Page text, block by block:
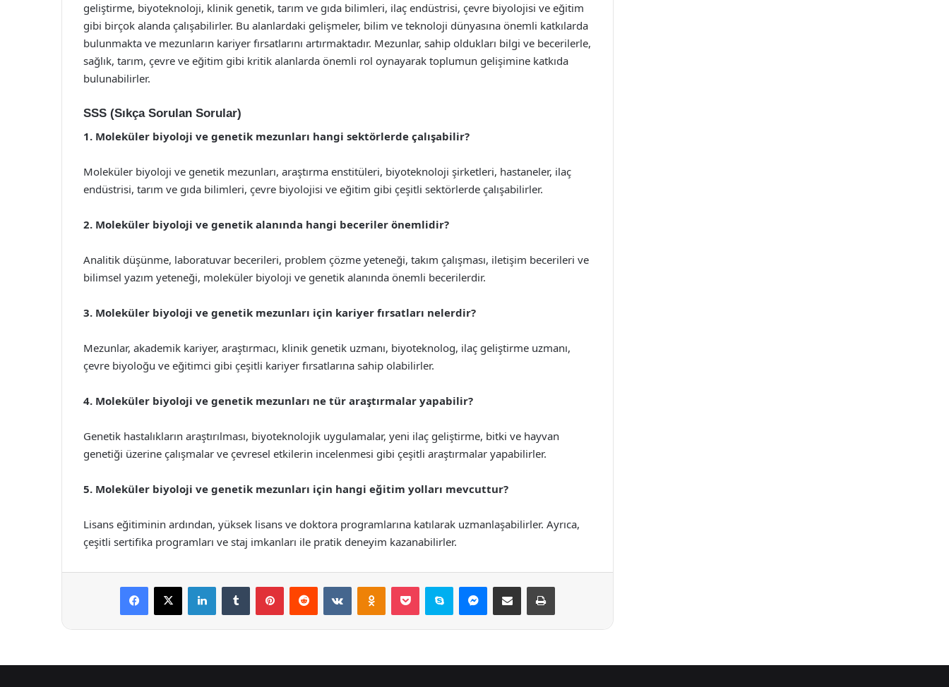
geliştirme, biyoteknoloji, klinik genetik, tarım ve gıda bilimleri, ilaç endüstrisi, çevre biyolojisi ve eğitim
gibi birçok alanda çalışabilirler. Bu alanlardaki gelişmeler, bilim ve teknoloji dünyasına önemli katkılarda
bulunmakta ve mezunların kariyer fırsatlarını artırmaktadır. Mezunlar, sahip oldukları bilgi ve becerilerle,
sağlık, tarım, çevre ve eğitim gibi kritik alanlarda önemli rol oynayarak toplumun gelişimine katkıda
bulunabilirler.
SSS (Sıkça Sorulan Sorular)
1. Moleküler biyoloji ve genetik mezunları hangi sektörlerde çalışabilir?
Moleküler biyoloji ve genetik mezunları, araştırma enstitüleri, biyoteknoloji şirketleri, hastaneler, ilaç
endüstrisi, tarım ve gıda bilimleri, çevre biyolojisi ve eğitim gibi çeşitli sektörlerde çalışabilirler.
2. Moleküler biyoloji ve genetik alanında hangi beceriler önemlidir?
Analitik düşünme, laboratuvar becerileri, problem çözme yeteneği, takım çalışması, iletişim becerileri ve
bilimsel yazım yeteneği, moleküler biyoloji ve genetik alanında önemli becerilerdir.
3. Moleküler biyoloji ve genetik mezunları için kariyer fırsatları nelerdir?
Mezunlar, akademik kariyer, araştırmacı, klinik genetik uzmanı, biyoteknolog, ilaç geliştirme uzmanı,
çevre biyoloğu ve eğitimci gibi çeşitli kariyer fırsatlarına sahip olabilirler.
4. Moleküler biyoloji ve genetik mezunları ne tür araştırmalar yapabilir?
Genetik hastalıkların araştırılması, biyoteknolojik uygulamalar, yeni ilaç geliştirme, bitki ve hayvan
genetiği üzerine çalışmalar ve çevresel etkilerin incelenmesi gibi çeşitli araştırmalar yapabilirler.
5. Moleküler biyoloji ve genetik mezunları için hangi eğitim yolları mevcuttur?
Lisans eğitiminin ardından, yüksek lisans ve doktora programlarına katılarak uzmanlaşabilirler. Ayrıca,
çeşitli sertifika programları ve staj imkanları ile pratik deneyim kazanabilirler.
Facebook
X LinkedInTumblr PinterestReddit VKontakteOdnoklassniki
Pocket Skype Messenger
E-Posta ile paylaş Yazdır